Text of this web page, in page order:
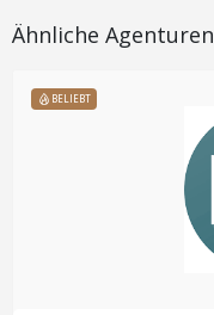
Ähnliche Agenturen
BELIEBT